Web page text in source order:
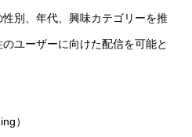
別、年代、興味カテゴリーを推
ユーザーに向けた配信を可能と
）